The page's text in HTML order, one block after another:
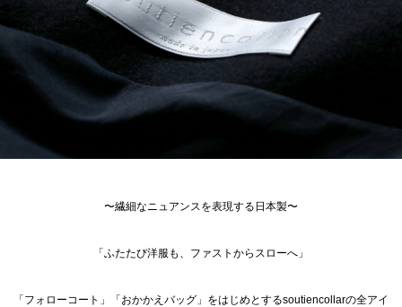
〜繊細なニュアンスを表現する日本製〜
「ふたたび洋服も、ファストからスローへ」
「フォローコート」「おかかえバッグ」をはじめとするsoutiencollarの全アイ